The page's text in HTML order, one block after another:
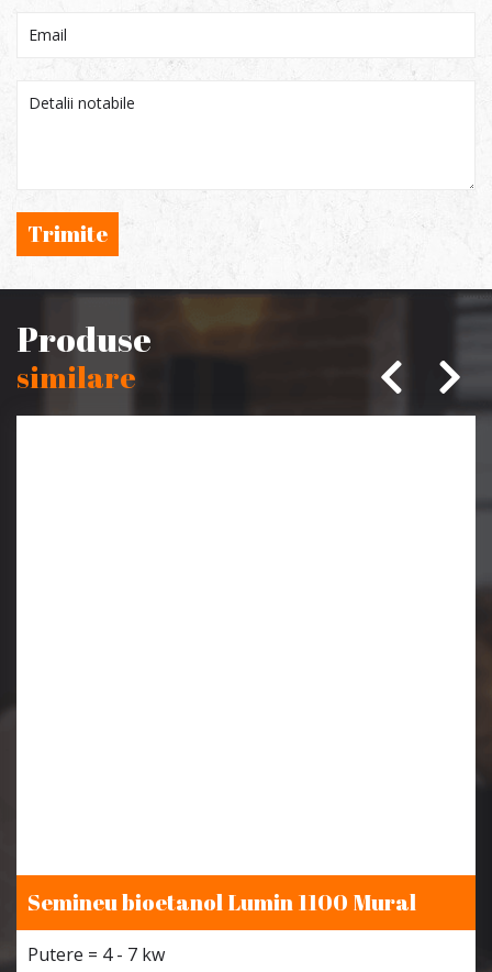
Trimite
Produse
similare
Semineu bioetanol Lumin 1100 Mural
Putere = 4 - 7 kw